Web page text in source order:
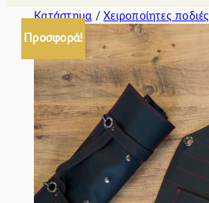
Κατάστημα /Χειροποίητες ποδιές
Προσφορά!